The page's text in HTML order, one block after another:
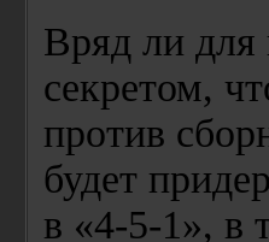
Вряд ли для
секретом,
против
будет
в «4-5-1», в